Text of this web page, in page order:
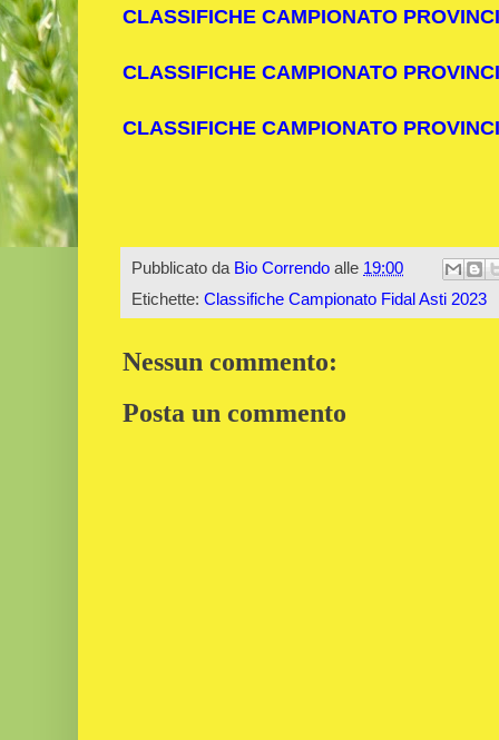
CLASSIFICHE CAMPIONATO
CLASSIFICHE CAMPIONATO
CLASSIFICHE CAMPIONATO
Pubblicato da Bio Correndo alle 19:00
Etichette: Classifiche Campionato Fidal Asti 2023
Nessun commento:
Posta un commento